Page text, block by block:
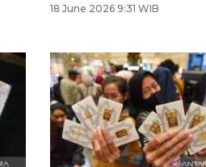
18 June 2026 9:31 WIB